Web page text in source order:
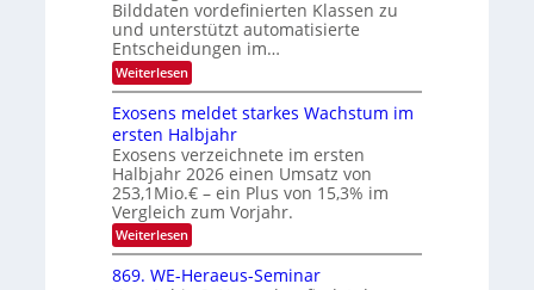
h
T
a
l
k
s
e
r
V
I
S
I
O
N
2
0
2
6
E
l
e
k
t
r
o
n
i
k
-
u
Bilddaten vordefinierten Klassen zu
und unterstützt automatisierte
Entscheidungen im…
Weiterlesen:
W
n
n
d
i
e
K
I
m
i
t
Exosens meldet starkes Wachstum im
ersten Halbjahr
Exosens verzeichnete im ersten
Halbjahr 2026 einen Umsatz von
253,1Mio.€ – ein Plus von 15,3% im
Vergleich zum Vorjahr.
Weiterlesen:
E
x
o
869. WE-Heraeus-Seminar